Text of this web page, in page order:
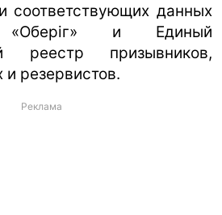
соответствующих данных
и Единый
реестр призывников,
и резервистов.
Реклама